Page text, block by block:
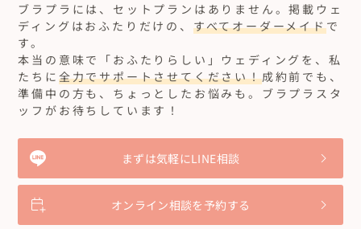
ブラプラには、セットプランはありません。掲載ウェ
ディングはおふたりだけの、 すべてオーダーメイドで
す。
本当の意味で「おふたりらしい」ウェディングを、私
たちに 全力でサポートさせてください！成約前でも、
準備中の方も、ちょっとしたお悩みも。ブラプラスタ
ッフがお待ちしています！
まずは気軽にLINE相談
オンライン相談を予約する